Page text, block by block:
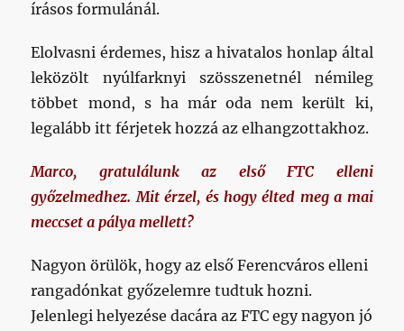
írásos formulánál.
Elolvasni érdemes, hisz a hivatalos honlap által
leközölt nyúlfarknyi szösszenetnél némileg
többet mond, s ha már oda nem került ki,
legalább itt férjetek hozzá az elhangzottakhoz.
Marco, gratulálunk az első FTC elleni
győzelmedhez. Mit érzel, és hogy élted meg a mai
meccset a pálya mellett?
Nagyon örülök, hogy az első Ferencváros elleni
rangadónkat győzelemre tudtuk hozni.
Jelenlegi helyezése dacára az FTC egy nagyon jó